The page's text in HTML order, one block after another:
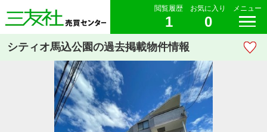
閲覧履歴
1
お気に入り
0
メニュー
シティオ馬込公園の過去掲載物件情報